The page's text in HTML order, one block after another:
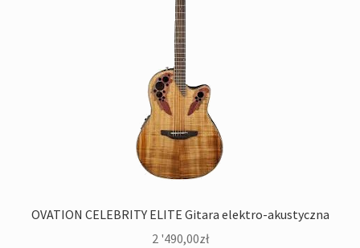
OVATION CELEBRITY ELITE Gitara elektro-akustyczna
2 '490,00zł